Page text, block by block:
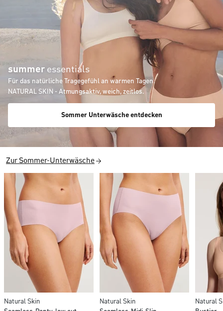
summer essentials
Für das natürliche Tragegefühl an warmen Tagen.
NATURAL SKIN - Atmungsaktiv, weich, zeitlos.
Sommer Unterwäsche entdecken
Zur Sommer-Unterwäsche
Natural Skin
Natural Skin
Natural